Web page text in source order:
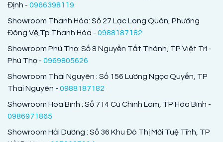
Định - 0966398119
Showroom Thanh Hóa: Số 27 Lạc Long Quân, Phường
Đông Vệ,Tp Thanh Hóa - 0988187182
Showroom Phú Thọ: Số 8 Nguyễn Tất Thành, TP Việt Trì -
Phú Thọ - 0969805626
Showroom Thái Nguyên : Số 156 Lương Ngọc Quyến, TP
Thái Nguyên - 0988187182
Showroom Hòa Bình : Số 714 Cù Chính Lam, TP Hòa Bình -
0986971865
Showroom Hải Dương : Số 36 Khu Đô Thị Mới Tuệ Tĩnh, TP